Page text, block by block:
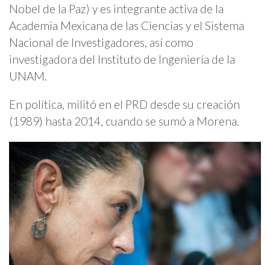
Nobel de la Paz) y es integrante activa de la
Academia Mexicana de las Ciencias y el Sistema
Nacional de Investigadores, así como
investigadora del Instituto de Ingeniería de la
UNAM.
En política, militó en el PRD desde su creación
(1989) hasta 2014, cuando se sumó a Morena.